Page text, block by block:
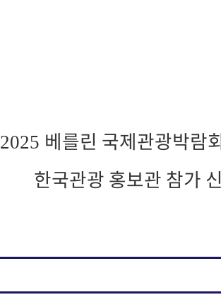
2025 베를린 국제관광박람
한국관광 홍보관 참가